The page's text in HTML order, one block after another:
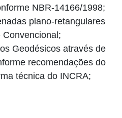
NBR-14166/1998;
plano-retangulares
Convencional;
Geodésicos através de
recomendações do
técnica do INCRA;